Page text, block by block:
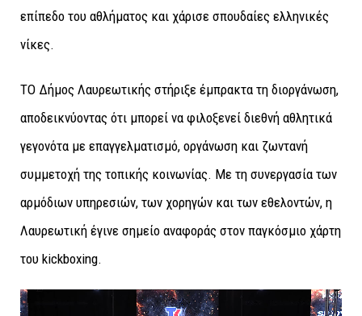
επίπεδο του αθλήματος και χάρισε σπουδαίες ελληνικές
νίκες.
ΤΟ Δήμος Λαυρεωτικής στήριξε έμπρακτα τη διοργάνωση,
αποδεικνύοντας ότι μπορεί να φιλοξενεί διεθνή αθλητικά
γεγονότα με επαγγελματισμό, οργάνωση και ζωντανή
συμμετοχή της τοπικής κοινωνίας. Με τη συνεργασία των
αρμόδιων υπηρεσιών, των χορηγών και των εθελοντών, η
Λαυρεωτική έγινε σημείο αναφοράς στον παγκόσμιο χάρτη
του kickboxing.
Πρόγραμμα